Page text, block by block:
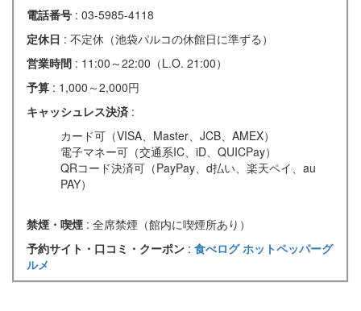
電話番号 : 03-5985-4118
定休日 : 不定休（池袋パルコの休館日に準ずる）
営業時間 : 11:00～22:00（L.O. 21:00）
予算 : 1,000～2,000円
キャッシュレス決済 :
カード可（VISA、Master、JCB、AMEX）
電子マネー可（交通系IC、iD、QUICPay）
QRコード決済可（PayPay、d払い、楽天ペイ、au
PAY）
禁煙・喫煙 : 全席禁煙（館内に喫煙所あり）
予約サイト・口コミ・クーポン : 食べログホットペッパーグ
ルメ